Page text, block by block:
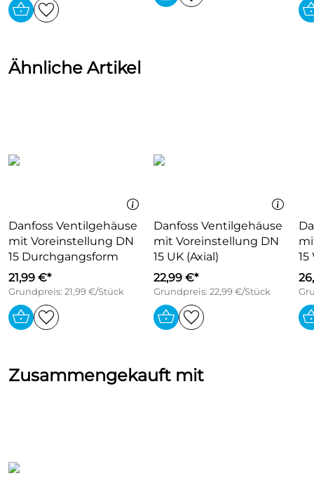
max. Vorlauftemp.: 120 C
Kvs-Wert (m3/h) mit Stellantrieb: 0,04-0,90 Kv-
Bitte beachten passende Thermostatköpfe hier mit
Verweis passend zu Ventilgehäuse Danfoss.
Ähnliche Artikel
Danfoss Ventilgehäuse
mit Voreinstellung DN
15 Durchgangsform
21,99 €*
Grundpreis: 21,99 €/Stück
Danfoss Ventilgehäuse
mit Voreinstellung DN
15 UK (Axial)
22,99 €*
Grundpreis: 22,99 €/Stück
Zusammengekauft mit